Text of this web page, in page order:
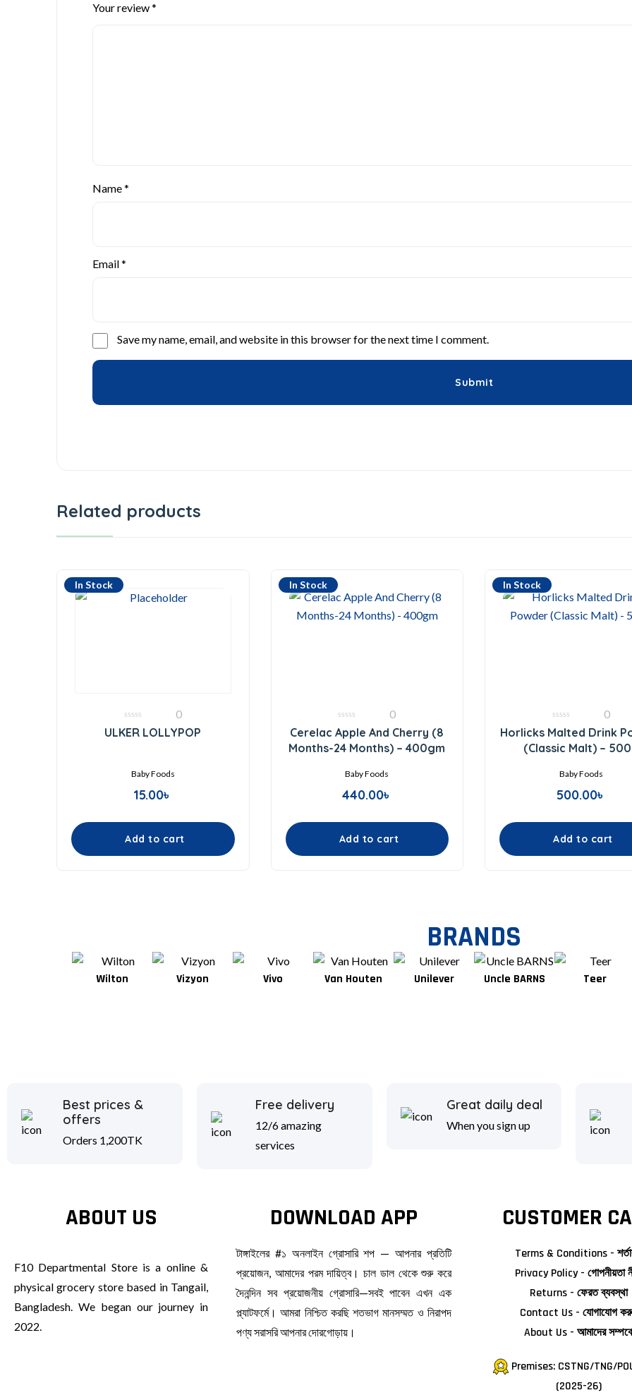
Your review*
Name*
Email*
Save my name, email, and website in this browser for the next time I comment.
Related products
In Stock
0
out
0
ULKER LOLLYPOP
Baby Foods
15.00৳
Add to cart
In Stock
0
out
of
5
0
Cerelac Apple And Cherry (8
Months-24 Months) – 400gm
Baby Foods
440.00৳
Add to cart
In Stock
0
out
of
5
0
Horlicks Malted Drink
(Classic Malt) –
Baby Foods
500.00৳
Add to cart
BRANDS
Vizyon Vivo Van Houten Unilever Uncle BARNS Teer Tang
Best prices &
offers
Orders 1,200TK
Free delivery
12/6 amazing
services
Great daily deal
When you sign up
ABOUT US
F10 Departmental Store is a online &
physical grocery store based in Tangail,
Bangladesh. We began our journey in
2022.
DOWNLOAD APP
টাঙ্গাইলের #১ অনলাইন গ্রোসারি শপ — আপনার প্রতিটি
প্রয়োজন, আমাদের পরম দায়িত্ব। চাল ডাল থেকে শুরু করে
দৈনন্দিন সব প্রয়োজনীয় গ্রোসারি—সবই পাবেন এখন এক
প্ল্যাটফর্মে। আমরা নিশ্চিত করছি শতভাগ মানসম্মত ও নিরাপদ
পণ্য সরাসরি আপনার দোরগোড়ায়।
CUSTOMER
Terms & Conditions -
Privacy Policy - গোপনীয়তা
Returns - ফেরত ব্যবস্থা
Contact Us - যোগাযোগ
About Us - আমাদের
Premises: CSTNG/TNG/
(2025-26)